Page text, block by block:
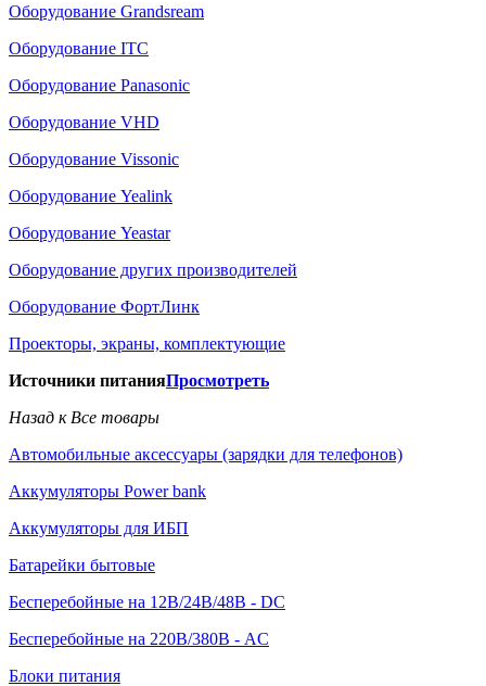
Оборудование Grandsream
Оборудование ITC
Оборудование Panasonic
Оборудование VHD
Оборудование Vissonic
Оборудование Yealink
Оборудование Yeastar
Оборудование других производителей
Оборудование ФортЛинк
Проекторы, экраны, комплектующие
Источники питанияПросмотреть
Назад к Все товары
Автомобильные аксессуары (зарядки для телефонов)
Аккумуляторы Power bank
Аккумуляторы для ИБП
Батарейки бытовые
Бесперебойные на 12В/24В/48В - DC
Бесперебойные на 220В/380В - AC
Блоки питания